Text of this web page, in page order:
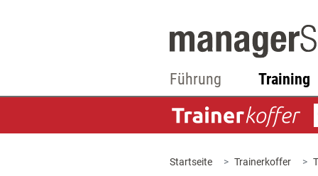
Führung Training
Startseite Trainerkoffer